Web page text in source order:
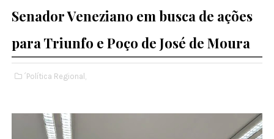
Senador Veneziano em busca de ações
para Triunfo e Poço de José de Moura
´Política Regional,